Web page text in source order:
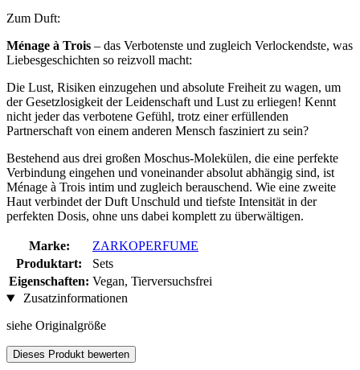
Zum Duft:
Ménage à Trois – das Verbotenste und zugleich Verlockendste, was
Liebesgeschichten so reizvoll macht:
Die Lust, Risiken einzugehen und absolute Freiheit zu wagen, um
der Gesetzlosigkeit der Leidenschaft und Lust zu erliegen! Kennt
nicht jeder das verbotene Gefühl, trotz einer erfüllenden
Partnerschaft von einem anderen Mensch fasziniert zu sein?
Bestehend aus drei großen Moschus-Molekülen, die eine perfekte
Verbindung eingehen und voneinander absolut abhängig sind, ist
Ménage à Trois intim und zugleich berauschend. Wie eine zweite
Haut verbindet der Duft Unschuld und tiefste Intensität in der
perfekten Dosis, ohne uns dabei komplett zu überwältigen.
Marke:
ZARKOPERFUME
Produktart:
Sets
Eigenschaften: Vegan, Tierversuchsfrei
Zusatzinformationen
siehe Originalgröße
Dieses Produkt bewerten